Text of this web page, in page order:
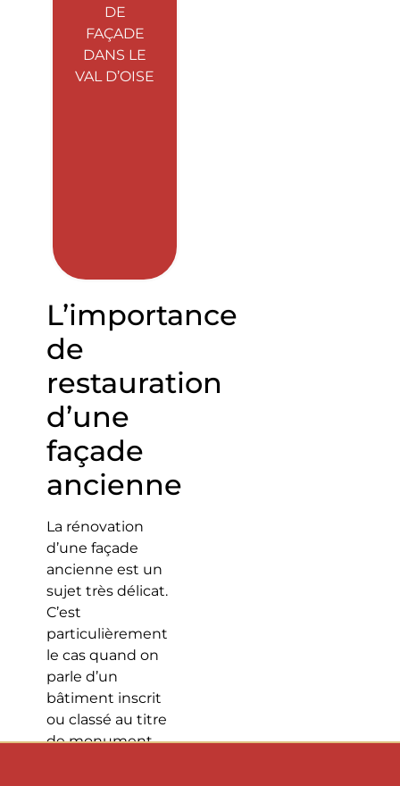
DE
FAÇADE
DANS LE
VAL D’OISE
L’importance
de
restauration
d’une
façade
ancienne
La rénovation
d’une façade
ancienne est un
sujet très délicat.
C’est
particulièrement
le cas quand on
parle d’un
bâtiment inscrit
ou classé au titre
de monument